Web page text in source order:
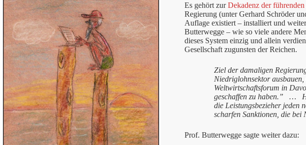
Es gehört zurDekadenz der
Regierung (unter Gerhard Schröder
Auflage existiert – installiert und
Butterwegge – wie so viele andere
dieses System einzig und allein
Gesellschaft zugunsten der Reichen.
Ziel der damaligen
Niedriglohnsektor
Weltwirtschaftsforum in
geschaffen zu haben.” …
die Leistungsbezieher jeden
scharfen Sanktionen, die
Prof. Butterwegge sagte weiter dazu: